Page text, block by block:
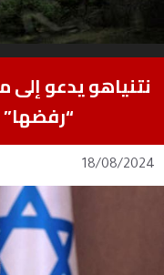
نتنياهو يدعو
18/08/2024